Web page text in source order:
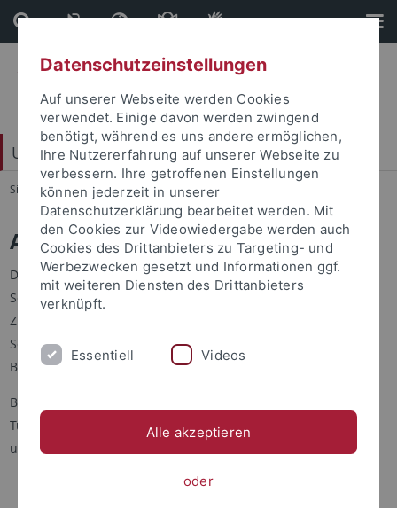
Direkt
zum
Inhalt
Direkt
zur
Fußleiste
Universitätsbibliothek
Sie sind hier: Startseite ... Universitätsbibliothek
Anmeldung für Schülergruppen
Die Universitätsbibliothek bietet Gruppenführungen für
Schulklassen der Oberstufe an.
Zusätzlich können Sie sich über unser
Schulen informieren.
Bitte fragen Sie uns mit einer Vorlaufzeit von 4 Wochen an.
Bitte beachten Sie, dass wir uns hauptsächlich auf das
Tübinger Einzugsgebiet beschränken (ungefähr 30km Radius)
und wir spätestens um 15:00 Uhr beginnen können.
Datenschutzeinstellungen
Auf unserer Webseite werden Cookies
verwendet. Einige davon werden zwingend
benötigt, während es uns andere ermöglichen,
Ihre Nutzererfahrung auf unserer Webseite zu
verbessern. Ihre getroffenen Einstellungen
können jederzeit in unserer
Datenschutzerklärung bearbeitet werden. Mit
den Cookies zur Videowiedergabe werden auch
Cookies des Drittanbieters zu Targeting- und
Werbezwecken gesetzt und Informationen ggf.
mit weiteren Diensten des Drittanbieters
verknüpft.
Essentiell Videos
Alle akzeptieren
oder